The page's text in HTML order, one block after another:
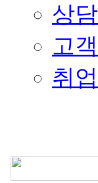
상
고
취